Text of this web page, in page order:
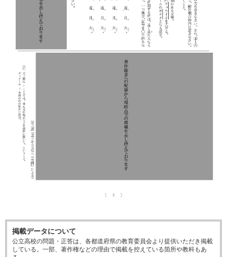
掲載データについて
公立高校の問題・正答は、各都道府県の教育委員会より提供いただき掲載
している。一部、著作権などの理由で掲載を控えている箇所や教科もあ